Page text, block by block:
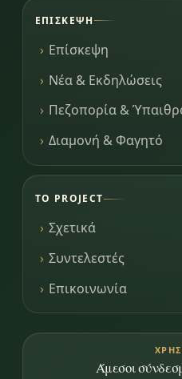
ΕΠΊΣΚΕΨΗ
Επίσκεψη
Νέα & Εκδηλώσεις
Πεζοπορία &
Διαμονή & Φαγητό
ΤΟ PROJECT
Σχετικά
Συντελεστές
Επικοινωνία
Άμεσοι